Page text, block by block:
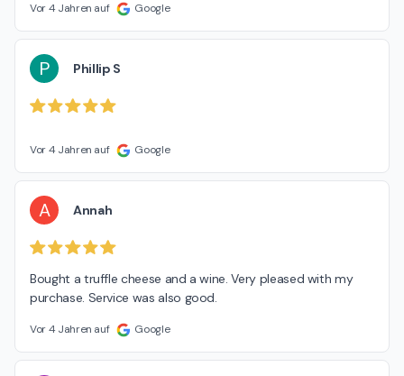
Vor 4 Jahren auf Google
P Phillip S
Vor 4 Jahren auf Google
A Annah
Bought a truffle cheese and a wine. Very pleased with my
purchase. Service was also good.
Vor 4 Jahren auf Google